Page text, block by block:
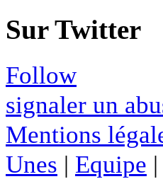
Sur Twitter
Follow
signaler un
Mentions
Unes | Equipe |